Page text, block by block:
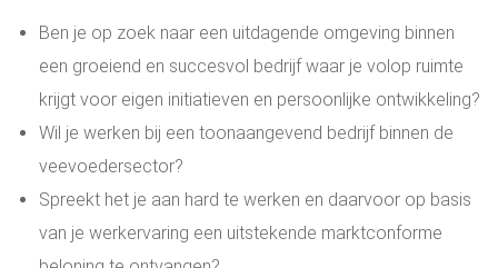
Ben je op zoek naar een uitdagende omgeving binnen
een groeiend en succesvol bedrijf waar je volop ruimte
krijgt voor eigen initiatieven en persoonlijke ontwikkeling?
Wil je werken bij een toonaangevend bedrijf binnen de
veevoedersector?
Spreekt het je aan hard te werken en daarvoor op basis
van je werkervaring een uitstekende marktconforme